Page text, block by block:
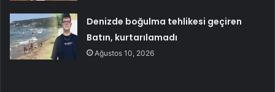
Denizde boğulma tehlikesi geçiren
Batın, kurtarılamadı
Ağustos 10, 2026